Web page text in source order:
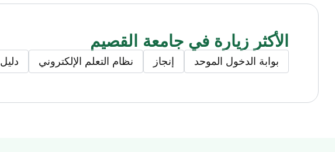
الأكثر زيارة في جامعة القصيم
بوابة الدخول الموحد إنجاز نظام التعلم الإلكتروني